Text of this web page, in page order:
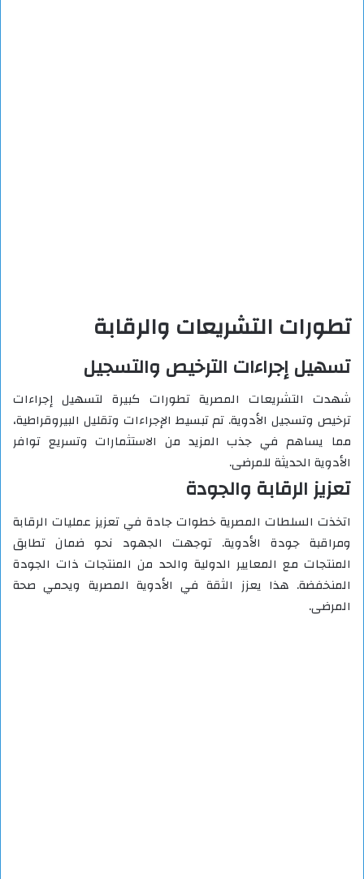
تطورات التشريعات والرقابة
تسهيل إجراءات الترخيص والتسجيل
شهدت التشريعات المصرية تطورات كبيرة لتسهيل إجراءات
ترخيص وتسجيل الأدوية. تم تبسيط الإجراءات وتقليل البيروقراطية،
مما يساهم في جذب المزيد من الاستثمارات وتسريع توافر
الأدوية الحديثة للمرضى.
تعزيز الرقابة والجودة
اتخذت السلطات المصرية خطوات جادة في تعزيز عمليات الرقابة
ومراقبة جودة الأدوية. توجهت الجهود نحو ضمان تطابق
المنتجات مع المعايير الدولية والحد من المنتجات ذات الجودة
المنخفضة. هذا يعزز الثقة في الأدوية المصرية ويحمي صحة
المرضى.